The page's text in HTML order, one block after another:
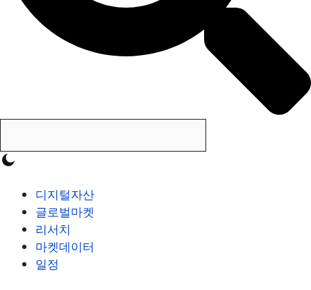
디지털자산
글로벌마켓
리서치
마켓데이터
일정